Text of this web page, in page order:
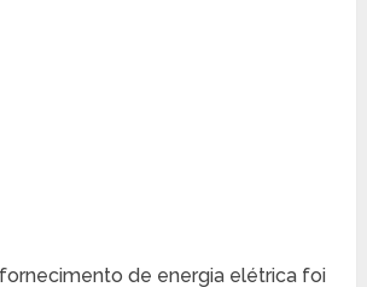
fornecimento de energia elétrica foi